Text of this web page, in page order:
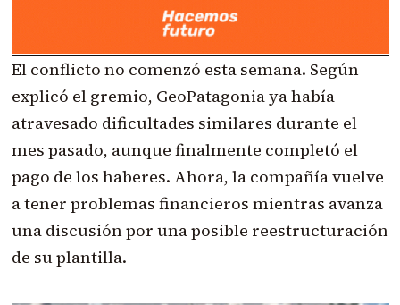
El conflicto no comenzó esta semana. Según
explicó el gremio, GeoPatagonia ya había
atravesado dificultades similares durante el
mes pasado, aunque finalmente completó el
pago de los haberes. Ahora, la compañía vuelve
a tener problemas financieros mientras avanza
una discusión por una posible reestructuración
de su plantilla.